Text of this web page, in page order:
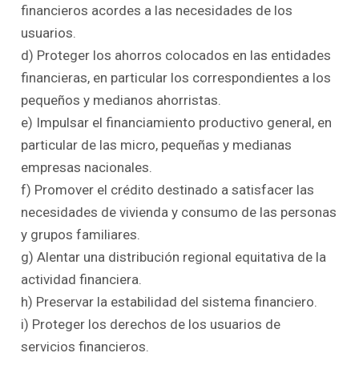
financieros acordes a las necesidades de los
usuarios.
d) Proteger los ahorros colocados en las entidades
financieras, en particular los correspondientes a los
pequeños y medianos ahorristas.
e) Impulsar el financiamiento productivo general, en
particular de las micro, pequeñas y medianas
empresas nacionales.
f) Promover el crédito destinado a satisfacer las
necesidades de vivienda y consumo de las personas
y grupos familiares.
g) Alentar una distribución regional equitativa de la
actividad financiera.
h) Preservar la estabilidad del sistema financiero.
i) Proteger los derechos de los usuarios de
servicios financieros.